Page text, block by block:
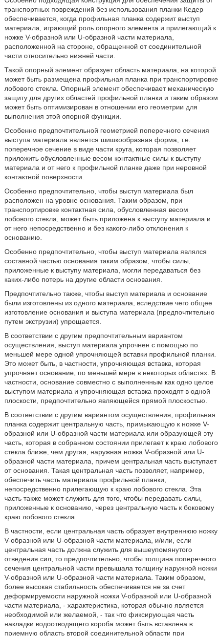
транспортных повреждений без использования планки Кедер
обеспечивается, когда профильная планка содержит выступ
материала, играющий роль опорного элемента и прилегающий к
ножке V-образной или U-образной части материала,
расположенной на стороне, обращенной от соединительной
части относительно нижней части.
Такой опорный элемент образует область материала, на которой
может быть размещена профильная планка при транспортировке
лобового стекла. Опорный элемент обеспечивает механическую
защиту для других областей профильной планки и таким образом
может быть оптимизирован в отношении его геометрии для
выполнения этой опорной функции.
Особенно предпочтительной геометрией поперечного сечения
выступа материала является шишкообразная форма, т.е.
поперечное сечение в виде части круга, которая позволяет
приложить обусловленные весом контактные силы к выступу
материала и от него к профильной планке даже при неровной
контактной поверхности.
Особенно предпочтительно, чтобы выступ материала был
расположен на уровне основания. Таким образом, при
транспортировке контактная сила, обусловленная весом
лобового стекла, может быть приложена к выступу материала и
от него непосредственно и без какого-либо отклонения к
основанию.
Особенно предпочтительно, чтобы выступ материала являлся
составной частью основания таким образом, чтобы силы,
приложенные к выступу материала, могли передаваться без
каких-либо потерь на другие области основания.
Предпочтительно также, чтобы выступ материала и основание
были изготовлены из одного материала, вследствие чего общее
изготовление основания и выступа материала (предпочтительно
путем экструзии) упрощается.
В соответствии с другим предпочтительным вариантом
осуществления, выступ материала упрочнен с помощью по
меньшей мере одной упрочняющей вставки профильной планки.
Это может быть, в частности, упрочняющая вставка, которая
упрочняет основание, по меньшей мере в некоторых областях. В
частности, основание совместно с выполненным как одно целое
выступом материала и упрочняющая вставка проходят в одной
плоскости, предпочтительно являющейся прямой плоскостью.
В соответствии с другим вариантом осуществления, профильная
планка содержит центральную часть, примыкающую к ножке V-
образной или U-образной части материала или образующей эту
часть, которая в собранном состоянии прилегает к краю лобового
стекла ближе, чем другая, наружная ножка V-образной или U-
образной части материала, причем центральная часть выступает
от основания. Такая центральная часть позволяет, например,
обеспечить часть материала профильной планки,
непосредственно прилегающую к краю лобового стекла. Эта
часть также может служить для того, чтобы передавать силы,
приложенные к основанию, через центральную часть к боковому
краю лобового стекла.
В частности, если центральная часть образует внутреннюю ножку
V-образной или U-образной части материала, и/или, если
центральная часть должна служить для вышеупомянутого
отведения сил, то предпочтительно, чтобы толщина поперечного
сечения центральной части превышала толщину наружной ножки
V-образной или U-образной части материала. Таким образом,
более высокая стабильность обеспечивается не за счет
деформируемости наружной ножки V-образной или U-образной
части материала, - характеристика, которая обычно является
необходимой или желаемой, - так что фиксирующая часть
накладки водоотводящего короба может быть вставлена в
приемную область второй соединительной области при